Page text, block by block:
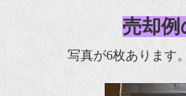
売却例
写真が6枚あります